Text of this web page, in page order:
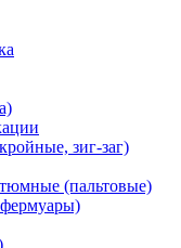
зиг-заг)
(пальтовые)